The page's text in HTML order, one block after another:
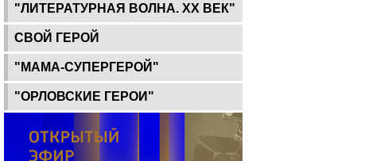
"ЛИТЕРАТУРНАЯ ВОЛНА. ХХ ВЕК"
СВОЙ ГЕРОЙ
"МАМА-СУПЕРГЕРОЙ"
"ОРЛОВСКИЕ ГЕРОИ"